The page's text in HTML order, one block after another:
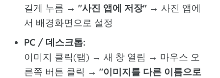
길게 누름 →"사진 앱에 저장" → 사진 앱에
서 배경화면으로 설정
PC / 데스크톱:
이미지 클릭(탭) → 새 창 열림 → 마우스 오
른쪽 버튼 클릭 →"이미지를 다른 이름으로